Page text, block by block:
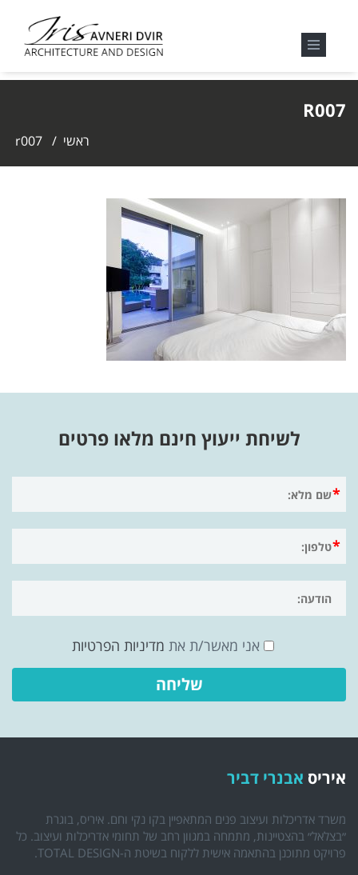
R007
ראשי /
r007
לשיחת ייעוץ חינם מלאו פרטים
אני מאשר/ת את מדיניות הפרטיות
איריס אבנרי דביר
משרד אדריכלות ועיצוב פנים המתאפיין בקו נקי וחם. איריס, בוגרת
״בצלאל״ בהצטיינות, מתמחה במגוון רחב של תחומי אדריכלות ועיצוב. כל
פרויקט מתוכנן בהתאמה אישית ללקוח בשיטת ה-TOTAL DESIGN.